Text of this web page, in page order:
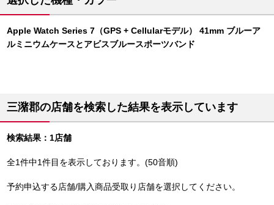
Apple Watch Series 7（GPS + Cellularモデル） 41mm ブルーア
ルミニウムケースとアビスブルースポーツバンド
三潴郡の店舗を検索した結果を表示しています
検索結果：1店舗
全1件中1件目を表示しております。(50音順)
予約申込する店舗/購入商品受取り店舗を選択してください。